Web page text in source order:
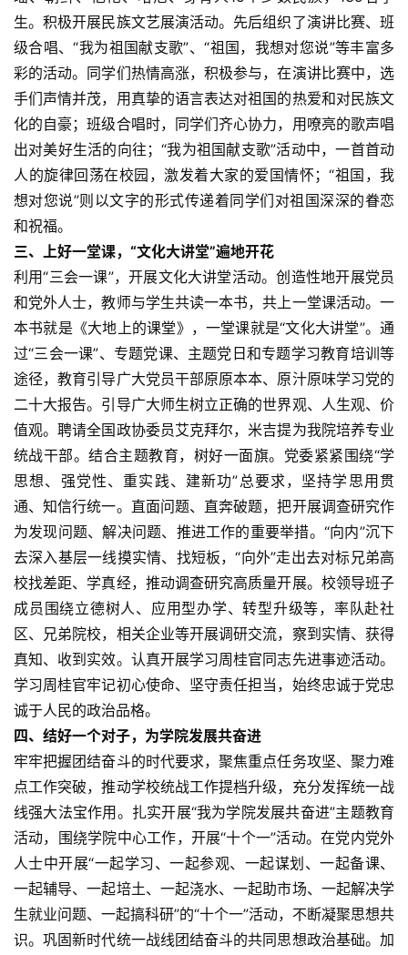
首
页
资
讯
商
业
消
费
生
活
科
技
财
经
教
育
专
题
汽
车
·
新
登录 注册
生。积极开展民族文艺展演活动。先后组织了演讲比赛、班
级合唱、“我为祖国献支歌”、“祖国，我想对您说”等丰富多
彩的活动。同学们热情高涨，积极参与，在演讲比赛中，选
手们声情并茂，用真挚的语言表达对祖国的热爱和对民族文
化的自豪；班级合唱时，同学们齐心协力，用嘹亮的歌声唱
出对美好生活的向往；“我为祖国献支歌”活动中，一首首动
人的旋律回荡在校园，激发着大家的爱国情怀；“祖国，我
想对您说”则以文字的形式传递着同学们对祖国深深的眷恋
和祝福。
三、上好一堂课，“文化大讲堂”遍地开花
利用“三会一课”，开展文化大讲堂活动。创造性地开展党员
和党外人士，教师与学生共读一本书，共上一堂课活动。一
本书就是《大地上的课堂》，一堂课就是“文化大讲堂”。通
过“三会一课”、专题党课、主题党日和专题学习教育培训等
途径，教育引导广大党员干部原原本本、原汁原味学习党的
二十大报告。引导广大师生树立正确的世界观、人生观、价
值观。聘请全国政协委员艾克拜尔，米吉提为我院培养专业
统战干部。结合主题教育，树好一面旗。党委紧紧围绕“学
思想、强党性、重实践、建新功”总要求，坚持学思用贯
通、知信行统一。直面问题、直奔破题，把开展调查研究作
为发现问题、解决问题、推进工作的重要举措。“向内”沉下
去深入基层一线摸实情、找短板，“向外”走出去对标兄弟高
校找差距、学真经，推动调查研究高质量开展。校领导班子
成员围绕立德树人、应用型办学、转型升级等，率队赴社
区、兄弟院校，相关企业等开展调研交流，察到实情、获得
真知、收到实效。认真开展学习周桂官同志先进事迹活动。
学习周桂官牢记初心使命、坚守责任担当，始终忠诚于党忠
诚于人民的政治品格。
四、结好一个对子，为学院发展共奋进
牢牢把握团结奋斗的时代要求，聚焦重点任务攻坚、聚力难
点工作突破，推动学校统战工作提档升级，充分发挥统一战
线强大法宝作用。扎实开展“我为学院发展共奋进”主题教育
活动，围绕学院中心工作，开展“十个一”活动。在党内党外
人士中开展“一起学习、一起参观、一起谋划、一起备课、
一起辅导、一起培土、一起浇水、一起助市场、一起解决学
生就业问题、一起搞科研”的“十个一”活动，不断凝聚思想共
识。巩固新时代统一战线团结奋斗的共同思想政治基础。加